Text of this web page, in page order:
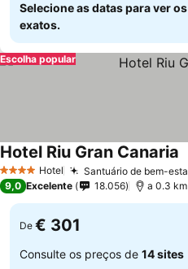
Selecione as datas para ver
exatos.
Escolha popular
4 EstrelasHotel Santuário de bem-
Hotel Riu Gran Canaria
9,0 Excelente 18.056 a 0.3
De € 301
Consulte os preços de 14 sites